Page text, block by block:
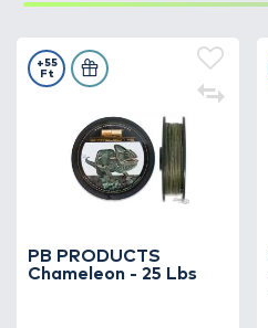
PB PRODUCTS
Chameleon - 25 Lbs
+55
Ft